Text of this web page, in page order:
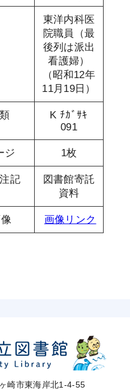
東洋内科医
院職員（最
後列は派出
看護婦）
（昭和12年
11月19日）
K ﾁｶﾞｻｷ
091
ジ 1枚
記
図書館寄託
資料
画像リンク
崎市東海岸北1-4-55